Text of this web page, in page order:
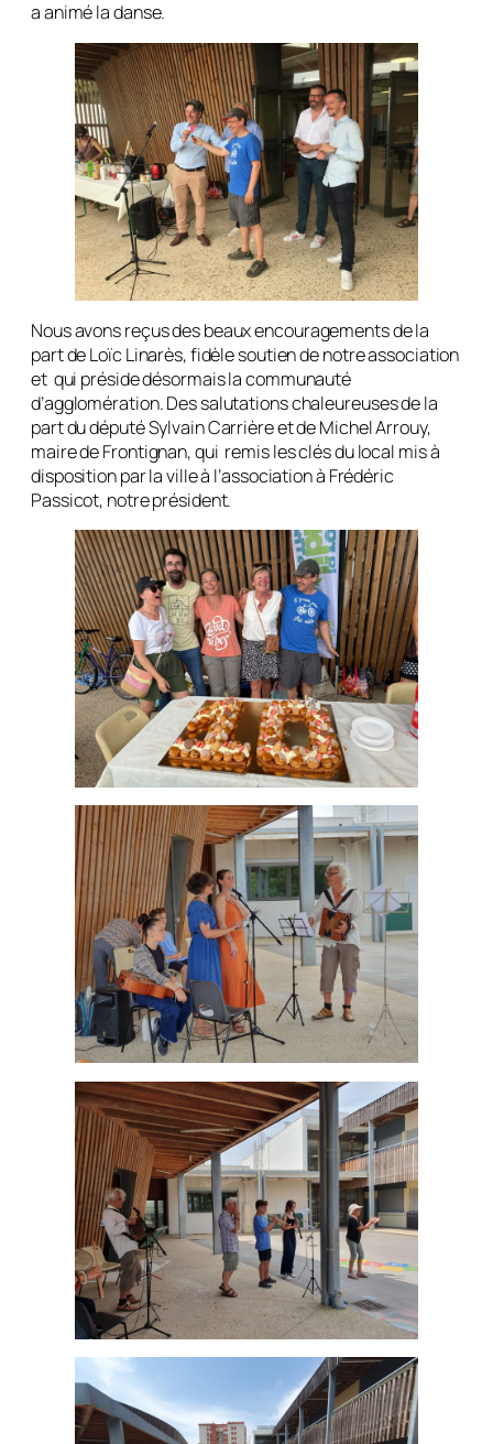
a animé la danse.
Nous avons reçus des beaux encouragements de la
part de Loïc Linarès, fidèle soutien de notre association
et qui préside désormais la communauté
d’agglomération. Des salutations chaleureuses de la
part du député Sylvain Carrière et de Michel Arrouy,
maire de Frontignan, qui remis les clés du local mis à
disposition par la ville à l’association à Frédéric
Passicot, notre président.